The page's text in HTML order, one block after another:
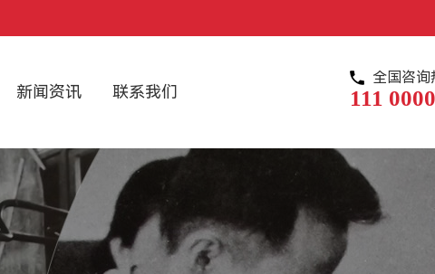
新闻资讯 联系我们
全国咨询
111